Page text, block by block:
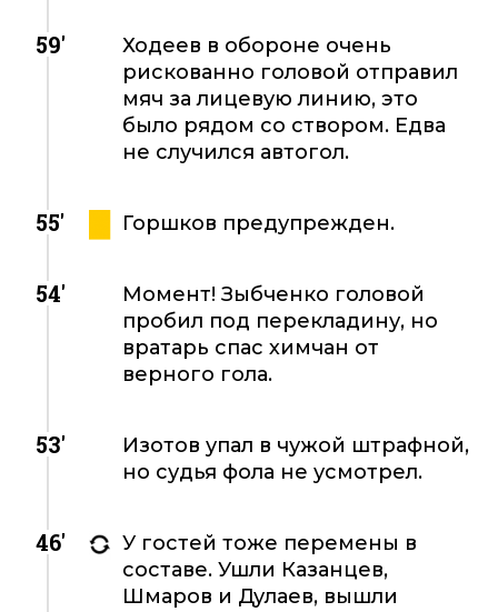
59'
Ходеев в обороне очень
рискованно головой отправил
мяч за лицевую линию, это
было рядом со створом. Едва
не случился автогол.
55' Горшков предупрежден.
54'
Момент! Зыбченко головой
пробил под перекладину, но
вратарь спас химчан от
верного гола.
53'
Изотов упал в чужой штрафной,
но судья фола не усмотрел.
46'
У гостей тоже перемены в
составе. Ушли Казанцев,
Шмаров и Дулаев, вышли